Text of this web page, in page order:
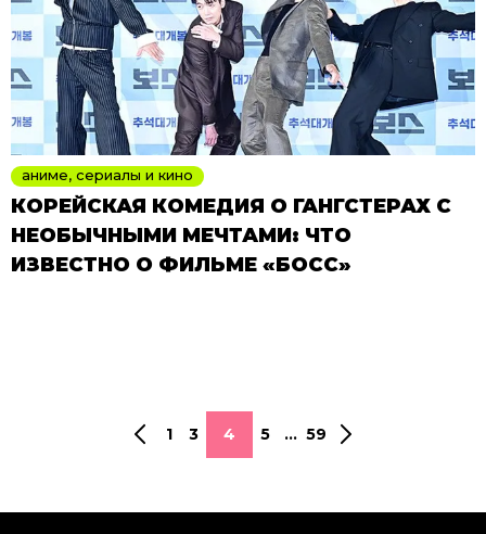
аниме, сериалы и кино
КОРЕЙСКАЯ КОМЕДИЯ О ГАНГСТЕРАХ С
НЕОБЫЧНЫМИ МЕЧТАМИ: ЧТО
ИЗВЕСТНО О ФИЛЬМЕ «БОСС»
1 3 4 5 ... 59